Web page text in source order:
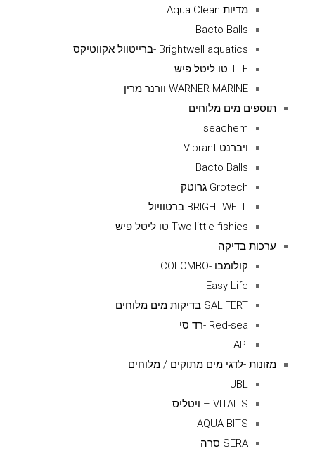
מדיות Aqua Clean
Bacto Balls
Brightwell aquatics -ברייטוול אקווטיקס
TLF טו ליטל פיש
WARNER MARINE וורנר מרין
תוספים מים מלוחים
seachem
ויברנט Vibrant
Bacto Balls
Grotech גרוטק
BRIGHTWELL ברטוויול
Two little fishies טו ליטל פיש
ערכות בדיקה
קולומבו -COLOMBO
Easy Life
SALIFERT בדיקות מים מלוחים
Red-sea -רד סי
API
מזונות -לדגי מים מתוקים / מלוחים
JBL
VITALIS – ויטליס
AQUA BITS
SERA סרה